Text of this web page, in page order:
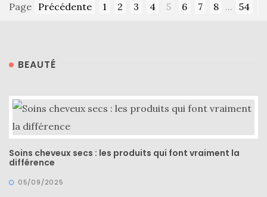
(43)
coeur
Digital/Blogging
(12)
DIY/Recettes
(15)
Lecture/Séries
Page Précédente 1 2 3 4 5 6 7 8 ... 54
BEAUTÉ
Soins cheveux secs : les produits qui font vraiment la
différence
05/09/2025